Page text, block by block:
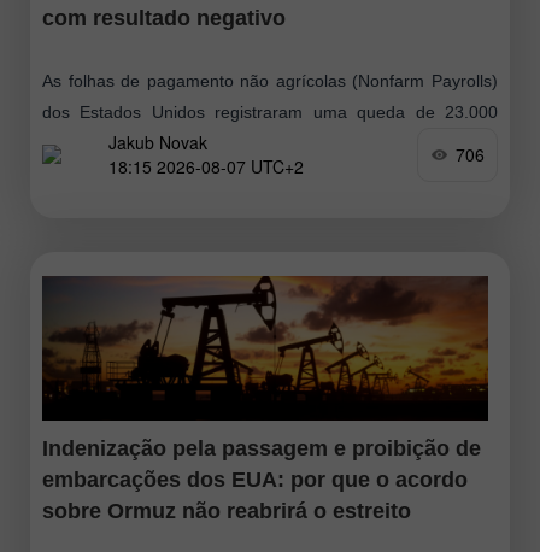
com resultado negativo
As folhas de pagamento não agrícolas (Nonfarm Payrolls)
dos Estados Unidos registraram uma queda de 23.000
postos de trabalho em julho, enquanto os economistas
esperavam um aumento entre 83.000
Jakub Novak
18:15 2026-08-07 UTC+2
706
Indenização pela passagem e proibição de
embarcações dos EUA: por que o acordo
sobre Ormuz não reabrirá o estreito